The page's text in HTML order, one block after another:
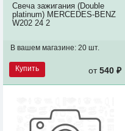
Свеча зажигания (Double
platinum) MERCEDES-BENZ
W202 24 2
В вашем магазине: 20 шт.
Купить от540 ₽